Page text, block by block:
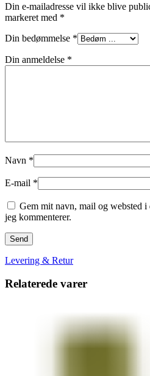
Din e-mailadresse vil ikke blive
markeret med *
Din bedømmelse *
Din anmeldelse *
Navn *
E-mail *
Gem mit navn, mail og websted
jeg kommenterer.
Levering & Retur
Relaterede varer